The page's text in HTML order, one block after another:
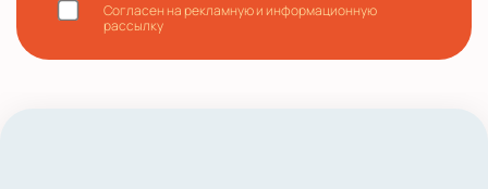
Согласен на рекламную и информационную
рассылку